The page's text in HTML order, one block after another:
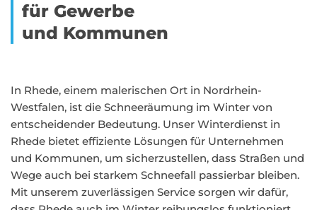
für Gewerbe
und Kommunen
In Rhede, einem malerischen Ort in Nordrhein-
Westfalen, ist die Schneeräumung im Winter von
entscheidender Bedeutung. Unser Winterdienst in
Rhede bietet effiziente Lösungen für Unternehmen
und Kommunen, um sicherzustellen, dass Straßen und
Wege auch bei starkem Schneefall passierbar bleiben.
Mit unserem zuverlässigen Service sorgen wir dafür,